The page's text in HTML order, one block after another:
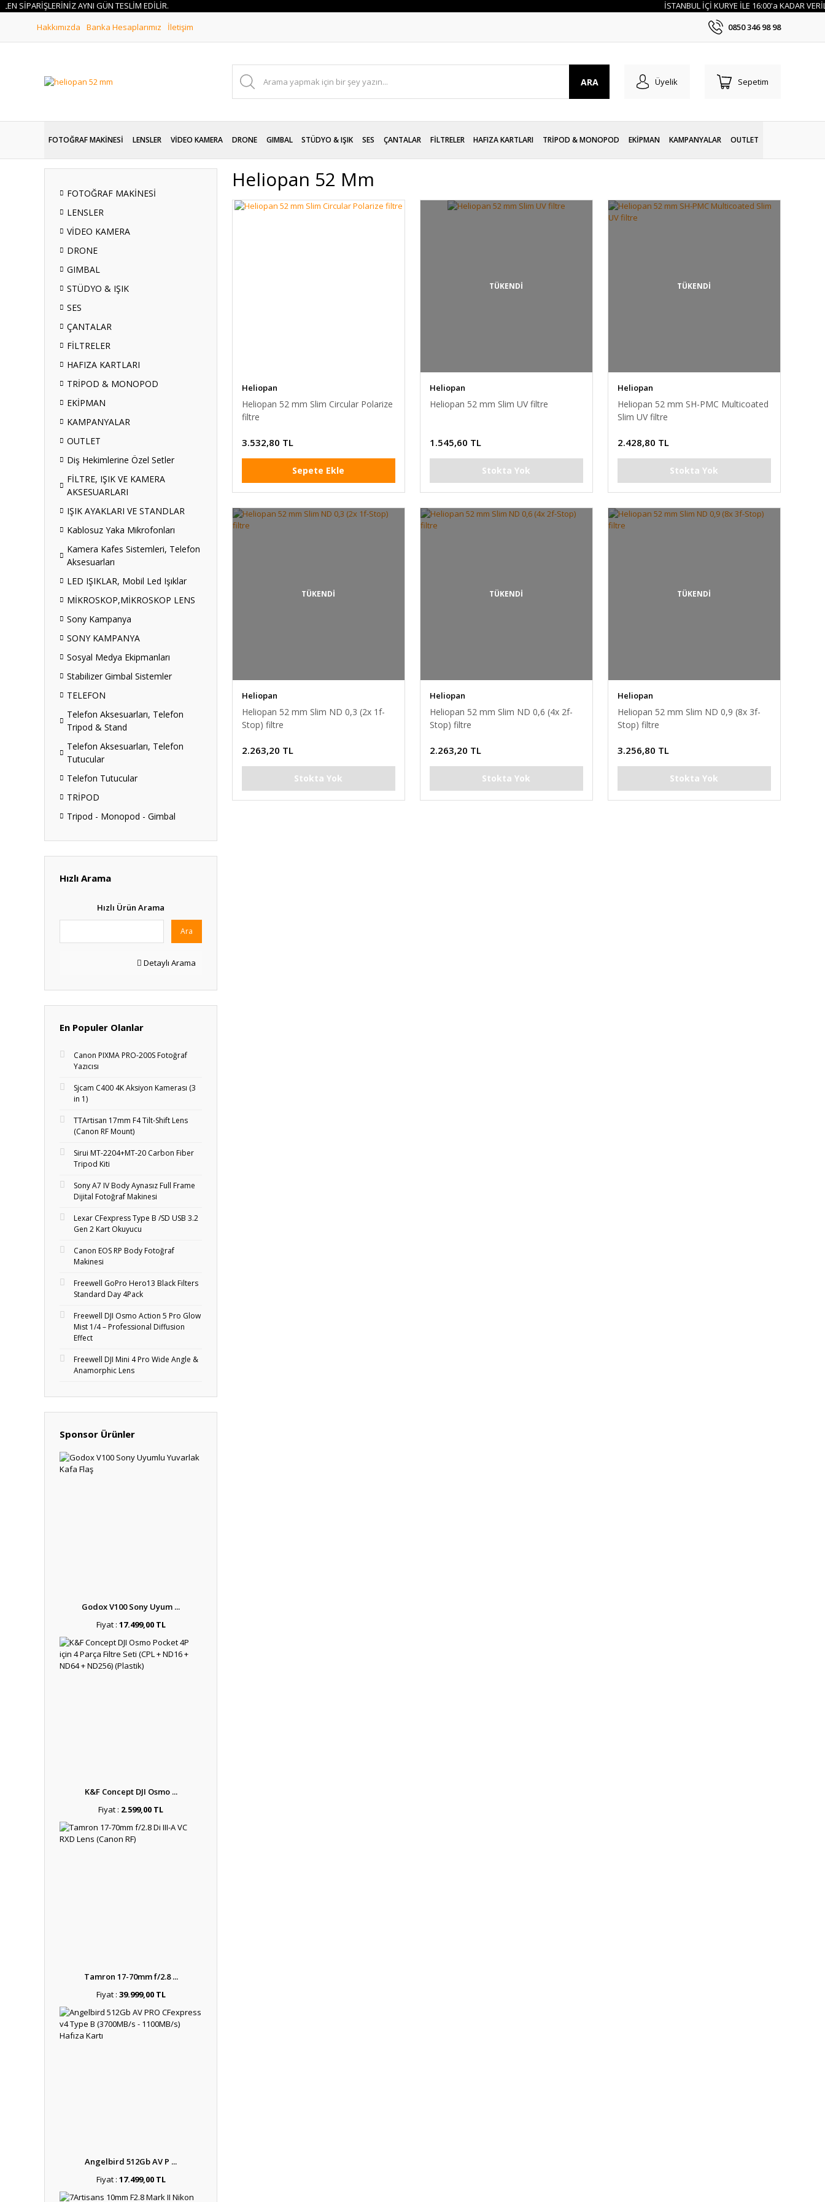
AYNI GÜN TESLİM EDİLİR.
İSTANBUL İÇİ KURYE İLE 16:00'a KADAR VERİLEN
Hakkımızda
Banka Hesaplarımız İletişim 0850 346 98 98
ARA Üyelik Sepetim
FOTOĞRAF MAKİNESİ LENSLER VİDEO KAMERA DRONE GIMBAL STÜDYO & IŞIK SES ÇANTALAR FİLTRELER HAFIZA KARTLARI TRİPOD & MONOPOD EKİPMAN KAMPANYALAR OUTLET
FOTOĞRAF MAKİNESİ
LENSLER
VİDEO KAMERA
DRONE
GIMBAL
STÜDYO & IŞIK
SES
ÇANTALAR
FİLTRELER
HAFIZA KARTLARI
TRİPOD & MONOPOD
EKİPMAN
KAMPANYALAR
OUTLET
Diş Hekimlerine Özel Setler
FİLTRE, IŞIK VE KAMERA
AKSESUARLARI
IŞIK AYAKLARI VE STANDLAR
Kablosuz Yaka Mikrofonları
Kamera Kafes Sistemleri, Telefon
Aksesuarları
LED IŞIKLAR, Mobil Led Işıklar
MİKROSKOP,MİKROSKOP LENS
Sony Kampanya
SONY KAMPANYA
Sosyal Medya Ekipmanları
Stabilizer Gimbal Sistemler
TELEFON
Telefon Aksesuarları, Telefon
Tripod & Stand
Telefon Aksesuarları, Telefon
Tutucular
Telefon Tutucular
TRİPOD
Tripod - Monopod - Gimbal
Hızlı Arama
Hızlı Ürün Arama
Ara
Detaylı Arama
En Populer Olanlar
Canon PIXMA PRO-200S Fotoğraf
Yazıcısı
Sjcam C400 4K Aksiyon Kamerası (3
in 1)
TTArtisan 17mm F4 Tilt-Shift Lens
(Canon RF Mount)
Sirui MT-2204+MT‑20 Carbon Fiber
Tripod Kiti
Sony A7 IV Body Aynasız Full Frame
Dijital Fotoğraf Makinesi
Lexar CFexpress Type B /SD USB 3.2
Gen 2 Kart Okuyucu
Canon EOS RP Body Fotoğraf
Makinesi
Freewell GoPro Hero13 Black Filters
Standard Day 4Pack
Freewell DJI Osmo Action 5 Pro Glow
Mist 1/4 – Professional Diffusion
Effect
Freewell DJI Mini 4 Pro Wide Angle &
Anamorphic Lens
Sponsor Ürünler
Godox V100 Sony Uyum ...
Fiyat : 17.499,00 TL
K&F Concept DJI Osmo ...
Fiyat : 2.599,00 TL
Tamron 17-70mm f/2.8 ...
Fiyat : 39.999,00 TL
Angelbird 512Gb AV P ...
Fiyat : 17.499,00 TL
Heliopan 52 Mm
Heliopan
Heliopan 52 mm Slim Circular Polarize
filtre
3.532,80 TL
Sepete Ekle
TÜKENDİ
Heliopan
Heliopan 52 mm Slim UV filtre
1.545,60 TL
Stokta Yok
TÜKENDİ
Heliopan
Heliopan 52 mm SH-PMC Multicoated
Slim UV filtre
2.428,80 TL
Stokta Yok
TÜKENDİ
Heliopan
Heliopan 52 mm Slim ND 0,3 (2x 1f-
Stop) filtre
2.263,20 TL
Stokta Yok
TÜKENDİ
Heliopan
Heliopan 52 mm Slim ND 0,6 (4x 2f-
Stop) filtre
2.263,20 TL
Stokta Yok
TÜKENDİ
Heliopan
Heliopan 52 mm Slim ND 0,9 (8x 3f-
Stop) filtre
3.256,80 TL
Stokta Yok